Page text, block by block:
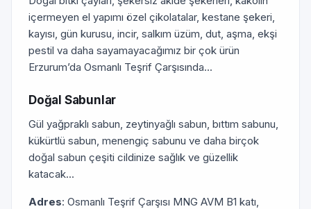
içermeyen el yapımı özel çikolatalar, kestane şekeri,
kayısı, gün kurusu, incir, salkım üzüm, dut, aşma, ekşi
pestil va daha sayamayacağımız bir çok ürün
Erzurum’da Osmanlı Teşrif Çarşısında...
Doğal Sabunlar
Gül yağpraklı sabun, zeytinyağlı sabun, bıttım sabunu,
kükürtlü sabun, menengiç sabunu ve daha birçok
doğal sabun çeşiti cildinize sağlık ve güzellik
katacak...
Adres: Osmanlı Teşrif Çarşısı MNG AVM B1 katı,